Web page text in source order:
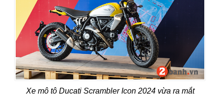
Xe mô tô Ducati Scrambler Icon 2024 vừa ra mắt